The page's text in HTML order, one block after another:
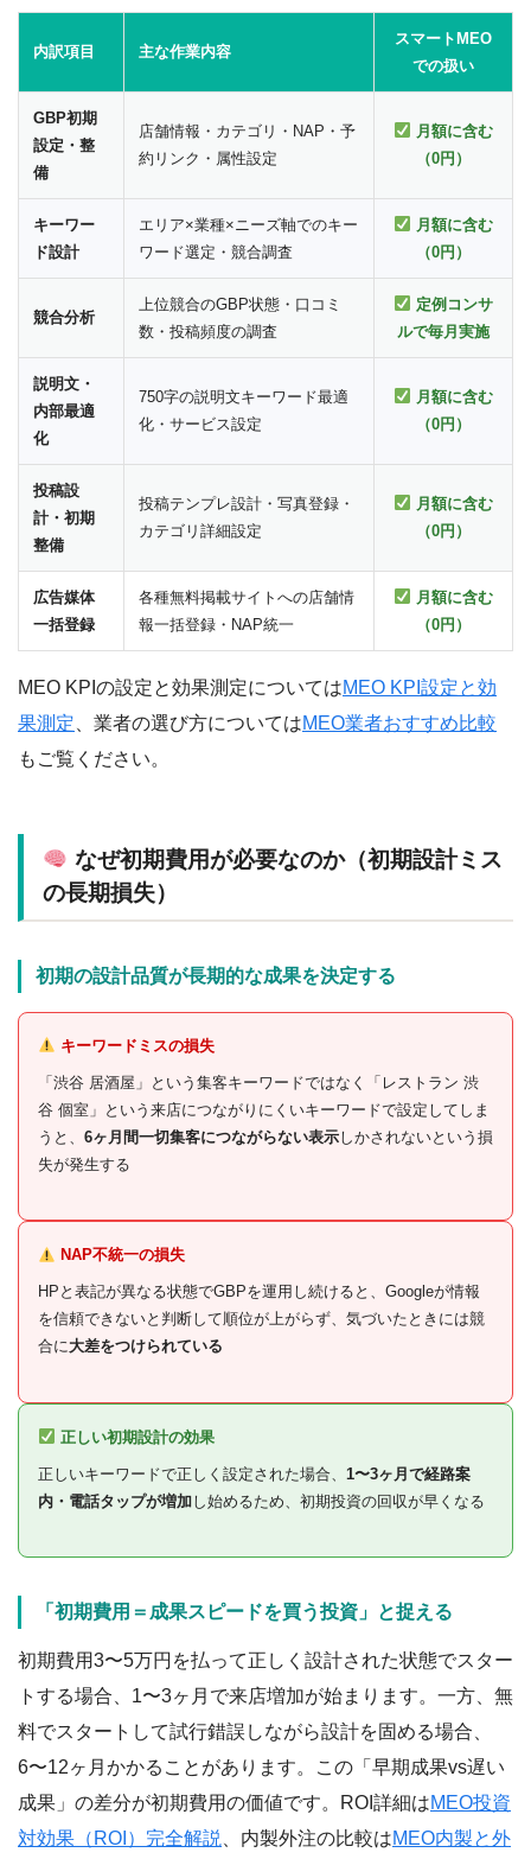
内訳項目 主な作業内容
スマートMEO
での扱い
GBP初期
設定・整
備
店舗情報・カテゴリ・NAP・予
約リンク・属性設定
月額に含む
（0円）
キーワー
ド設計
エリア×業種×ニーズ軸でのキー
ワード選定・競合調査
月額に含む
（0円）
競合分析
上位競合のGBP状態・口コミ
数・投稿頻度の調査
定例コンサ
ルで毎月実施
説明文・
内部最適
化
750字の説明文キーワード最適
化・サービス設定
月額に含む
（0円）
投稿設
計・初期
整備
投稿テンプレ設計・写真登録・
カテゴリ詳細設定
月額に含む
（0円）
広告媒体
一括登録
各種無料掲載サイトへの店舗情
報一括登録・NAP統一
月額に含む
（0円）
MEO KPIの設定と効果測定についてはMEO KPI設定と効
果測定 、業者の選び方についてはMEO業者おすすめ比較
もご覧ください。
なぜ初期費用が必要なのか（初期設計ミス
の長期損失）
初期の設計品質が長期的な成果を決定する
キーワードミスの損失
「渋谷 居酒屋」という集客キーワードではなく「レストラン 渋
谷 個室」という来店につながりにくいキーワードで設定してしま
うと、 6ヶ月間一切集客につながらない表示しかされないという損
失が発生する
NAP不統一の損失
HPと表記が異なる状態でGBPを運用し続けると、Googleが情報
を信頼できないと判断して順位が上がらず、気づいたときには競
合に大差をつけられている
正しい初期設計の効果
正しいキーワードで正しく設定された場合、 1〜3ヶ月で経路案
内・電話タップが増加し始めるため、初期投資の回収が早くなる
「初期費用＝成果スピードを買う投資」と捉える
初期費用3〜5万円を払って正しく設計された状態でスター
トする場合、1〜3ヶ月で来店増加が始まります。一方、無
料でスタートして試行錯誤しながら設計を固める場合、
6〜12ヶ月かかることがあります。この「早期成果vs遅い
成果」の差分が初期費用の価値です。ROI詳細はMEO投資
対効果（ROI）完全解説、内製外注の比較はMEO内製と外